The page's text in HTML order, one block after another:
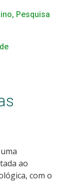
Pesquisa
ao
com o